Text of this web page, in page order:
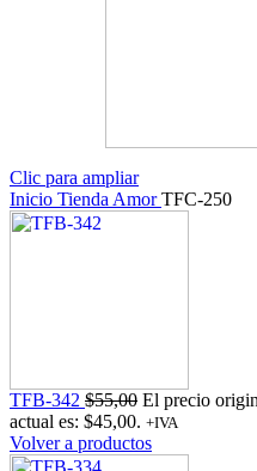
Clic para ampliar
Inicio Tienda AmorTFC-250
TFB-342 $55,00 El precio
actual es: $45,00. +IVA
Volver a productos